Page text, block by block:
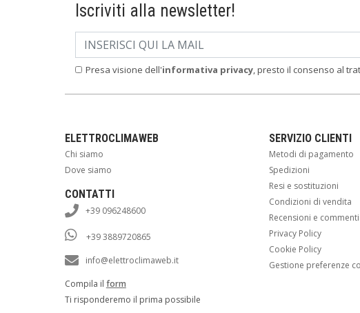
Iscriviti alla newsletter!
Presa visione dell'informativa privacy, presto il consenso al
ELETTROCLIMAWEB
Chi siamo
Dove siamo
CONTATTI
+39 096248600
+39 3889720865
info@elettroclimaweb.it
Compila il form
Ti risponderemo il prima possibile
SERVIZIO CLIENTI
Metodi di pagamento
Spedizioni
Resi e sostituzioni
Condizioni di vendita
Recensioni e commenti
Privacy Policy
Cookie Policy
Gestione preferenze